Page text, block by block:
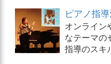
ピアノ指
オンライン
なテーマの
指導のスキ